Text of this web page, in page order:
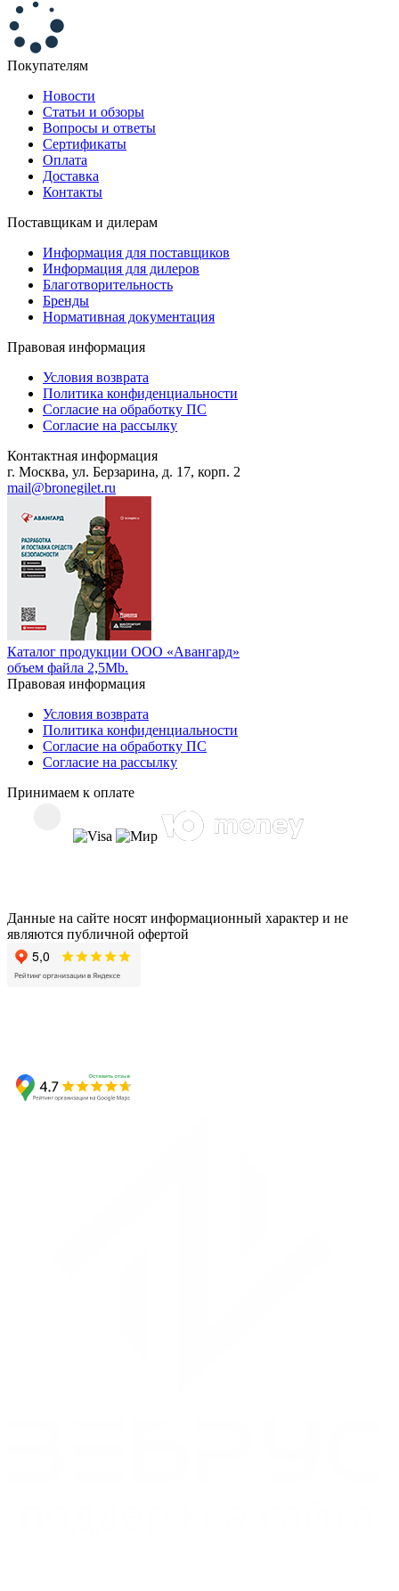
Покупателям
Новости
Статьи и обзоры
Вопросы и ответы
Сертификаты
Оплата
Доставка
Контакты
Поставщикам и дилерам
Информация для поставщиков
Информация для дилеров
Благотворительность
Бренды
Нормативная документация
Правовая информация
Условия возврата
Политика конфиденциальности
Согласие на обработку ПС
Согласие на рассылку
Контактная информация
г. Москва, ул. Берзарина, д. 17, корп. 2
mail@bronegilet.ru
Каталог продукции ООО «Авангард»
объем файла 2,5Mb.
Правовая информация
Условия возврата
Политика конфиденциальности
Согласие на обработку ПС
Согласие на рассылку
Принимаем к оплате
Данные на сайте носят информационный характер и не
являются публичной офертой